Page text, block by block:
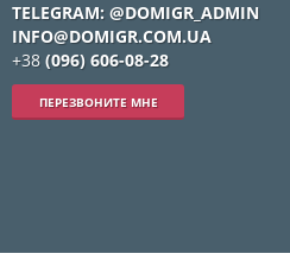
TELEGRAM: @DOMIGR_ADMIN
INFO@DOMIGR.COM.UA
+38 (096) 606-08-28
ПЕРЕЗВОНИТЕ МНЕ